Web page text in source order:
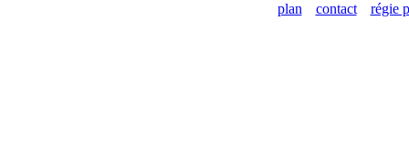
plan contact régie